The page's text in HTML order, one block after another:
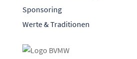
Sponsoring
Werte & Traditionen